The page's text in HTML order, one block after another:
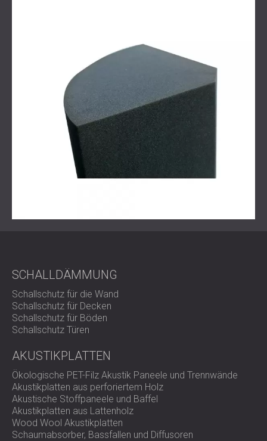
Das Zvukozapis Studio arbeitet jetzt mit höchster
Präzision: Jedes Frequenzband wird berücksichtigt, jede
Reflexion kontrolliert und jedes Detail der Klanglandschaft
bewahrt. DECIBELs maßgeschneiderte Kombination aus
dekorativen Akustikplatten
Bassfallen
und
professionellem Design verwandelte diesen Raum in
eine Umgebung in echter Aufnahmequalität.
Entdecken Sie weitere inspirierende akustische
Transformationen in unserem Studioprojektportfolio
Sind Sie bereit, Ihren Aufnahmeraum zu erweitern?
Ihre kreativen Bedürfnisse zugeschnittene Beratung.
SCHALLDÄMMUNG
Schallschutz für die Wand
Schallschutz für Decken
Schallschutz für Böden
Schallschutz Türen
AKUSTIKPLATTEN
Ökologische PET-Filz Akustik Paneele und Trennwände
Akustikplatten aus perforiertem Holz
Akustische Stoffpaneele und Baffel
Akustikplatten aus Lattenholz
Wood Wool Akustikplatten
Schaumabsorber, Bassfallen und Diffusoren